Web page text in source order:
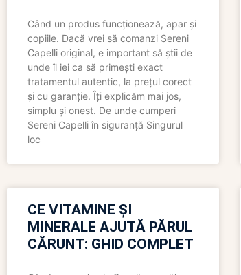
Când un produs funcționează, apar și
copiile. Dacă vrei să comanzi Sereni
Capelli original, e important să știi de
unde îl iei ca să primești exact
tratamentul autentic, la prețul corect
și cu garanție. Îți explicăm mai jos,
simplu și onest. De unde cumperi
Sereni Capelli în siguranță Singurul
loc
CE VITAMINE ȘI
MINERALE AJUTĂ PĂRUL
CĂRUNT: GHID COMPLET